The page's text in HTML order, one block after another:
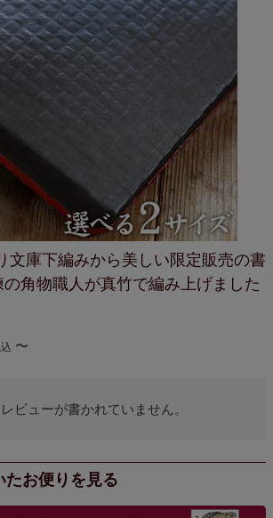
文庫下編みから美しい 限定販売の書
の角物職人が真竹で編み上げました
〜
ビューが書かれていません。
たお便りを見る